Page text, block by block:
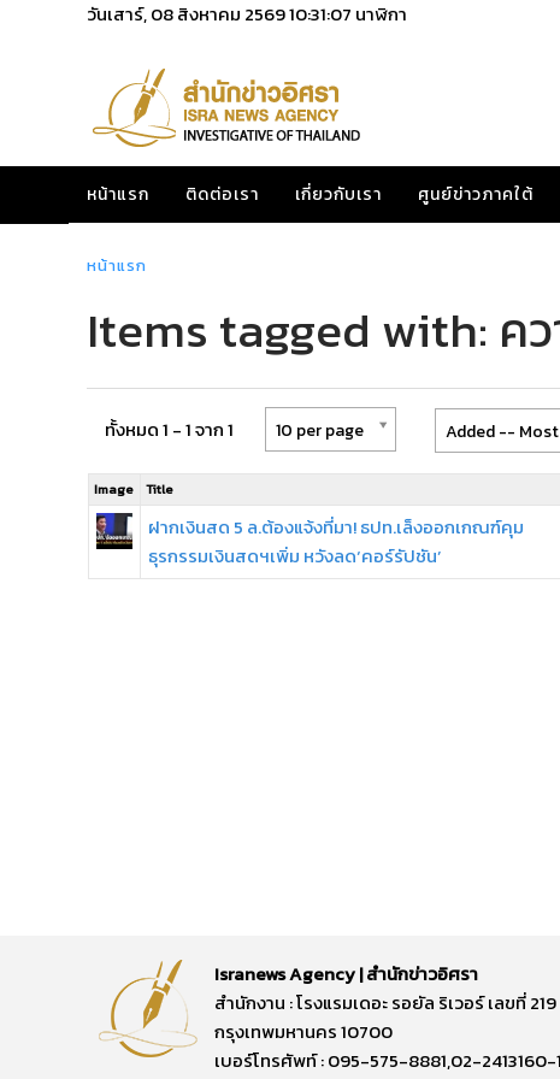
วันเสาร์, 08 สิงหาคม 256910:31:07 นาฬิกา
หน้าแรก ติดต่อเรา เกี่ยวกับเรา ศูนย์ข่าวภาคใต้
หน้าแรก
Items tagged with: ค
ทั้งหมด 1 - 1 จาก 1 10 per page Added --
Image Title
ฝากเงินสด 5 ล.ต้องแจ้งที่มา! ธปท.เล็งออกเกณฑ์คุม
ธุรกรรมเงินสดฯเพิ่ม หวังลด‘คอร์รัปชัน’
Isranews Agency | สำนักข่าวอิศรา
สำนักงาน : โรงแรมเดอะ รอยัล ริเวอร์ เลขที่
กรุงเทพมหานคร 10700
เบอร์โทรศัพท์ : 095-575-8881,02-2413160-1